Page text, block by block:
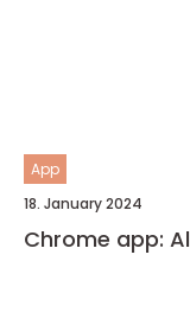
App
18. January 2024
Chrome app: